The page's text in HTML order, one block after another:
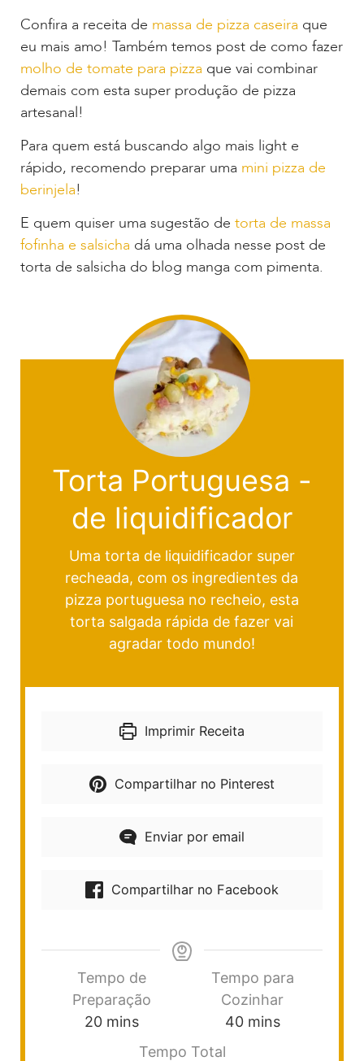
Confira a receita de massa de pizza caseira que
eu mais amo! Também temos post de como fazer
molho de tomate para pizza que vai combinar
demais com esta super produção de pizza
artesanal!
Para quem está buscando algo mais light e
rápido, recomendo preparar uma mini pizza de
berinjela!
E quem quiser uma sugestão de torta de massa
fofinha e salsicha dá uma olhada nesse post de
torta de salsicha do blog manga com pimenta.
Torta Portuguesa -
de liquidificador
Uma torta de liquidificador super
recheada, com os ingredientes da
pizza portuguesa no recheio, esta
torta salgada rápida de fazer vai
agradar todo mundo!
Imprimir Receita
Compartilhar no Pinterest
Enviar por email
Compartilhar no Facebook
Tempo de
Preparação
20 mins
Tempo para
Cozinhar
40 mins
Tempo Total